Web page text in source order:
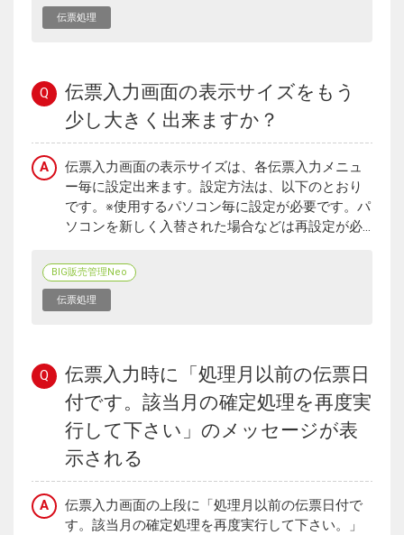
伝票処理
Q
伝票入力画面の表示サイズをもう
少し大きく出来ますか？
A
伝票入力画面の表示サイズは、各伝票入力メニュ
ー毎に設定出来ます。設定方法は、以下のとおり
です。※使用するパソコン毎に設定が必要です。パ
ソコンを新しく入替された場合などは再設定が必...
BIG販売管理Neo
伝票処理
Q
伝票入力時に「処理月以前の伝票日
付です。該当月の確定処理を再度実
行して下さい」のメッセージが表
示される
A
伝票入力画面の上段に「処理月以前の伝票日付で
す。該当月の確定処理を再度実行して下さい。」